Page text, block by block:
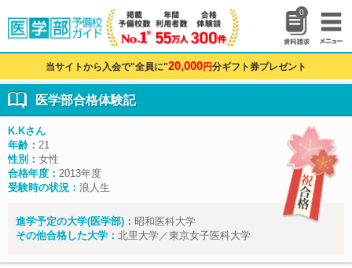
0
当サイトから入会で"全員に"20,000円分ギフト券プレゼント
医学部合格体験記
K.Kさん
年齢： 21
性別： 女性
合格年度： 2013年度
受験時の状況： 浪人生
進学予定の大学(医学部)： 昭和医科大学
その他合格した大学： 北里大学／東京女子医科大学